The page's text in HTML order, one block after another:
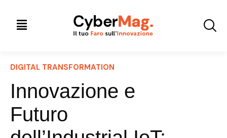
DIGITAL TRANSFORMATION
Innovazione e
Futuro